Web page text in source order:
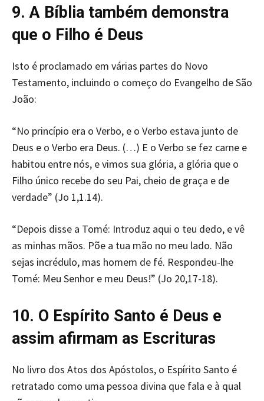
9. A Bíblia também demonstra
que o Filho é Deus
Isto é proclamado em várias partes do Novo
Testamento, incluindo o começo do Evangelho de São
João:
“No princípio era o Verbo, e o Verbo estava junto de
Deus e o Verbo era Deus. (…) E o Verbo se fez carne e
habitou entre nós, e vimos sua glória, a glória que o
Filho único recebe do seu Pai, cheio de graça e de
verdade” (Jo 1,1.14).
“Depois disse a Tomé: Introduz aqui o teu dedo, e vê
as minhas mãos. Põe a tua mão no meu lado. Não
sejas incrédulo, mas homem de fé. Respondeu-lhe
Tomé: Meu Senhor e meu Deus!” (Jo 20,17-18).
10. O Espírito Santo é Deus e
assim afirmam as Escrituras
No livro dos Atos dos Apóstolos, o Espírito Santo é
retratado como uma pessoa divina que fala e à qual